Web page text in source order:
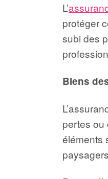
L’
protéger
subi des
Biens
pertes ou
éléments